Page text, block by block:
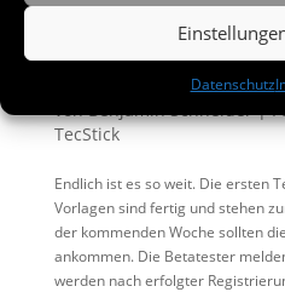
Datenschutz
installiert werden kann. Über
TecStick; Betatest
vonBenjamin Schneider|
TecStick
Endlich ist es so weit. Die ersten
Vorlagen sind fertig und stehen
der kommenden Woche sollten
ankommen. Die Betatester
werden nach erfolgter